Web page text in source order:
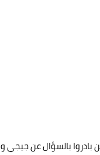
بادروا بالسؤال عن جيجي و